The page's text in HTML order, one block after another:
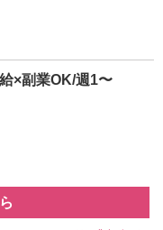
×副業OK/週1〜